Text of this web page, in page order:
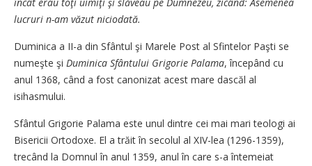
lucruri n-am văzut niciodată.
Duminica a II-a din Sfântul şi Marele Post al Sfintelor Paşti se
numeşte şi Duminica Sfântului Grigorie Palama, începând cu
anul 1368, când a fost canonizat acest mare dascăl al
isihasmului.
Sfântul Grigorie Palama este unul dintre cei mai mari teologi ai
Bisericii Ortodoxe. El a trăit în secolul al XIV-lea (1296-1359),
trecând la Domnul în anul 1359, anul în care s-a întemeiat